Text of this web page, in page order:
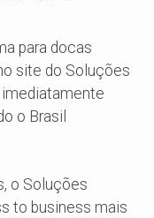
para docas
site do Soluções
o Brasil
o Soluções
to business mais